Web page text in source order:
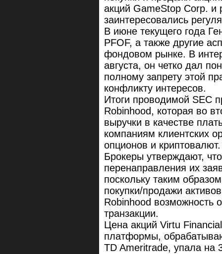
акций GameStop Corp. и
заинтересовались
В июне текущего года
PFOF, а также другие
фондовом рынке. В
августа, он четко дал
полному запрету этой
конфликту интересов.
Итоги проводимой SEC
Robinhood, которая во
выручки в качестве
компаниям клиентских
опционов и криптовалют.
Брокеры утверждают,
перенаправления их
поскольку таким
покупки/продажи
Robinhood возможность
транзакции.
Цена акций Virtu
платформы,
TD Ameritrade, упала на